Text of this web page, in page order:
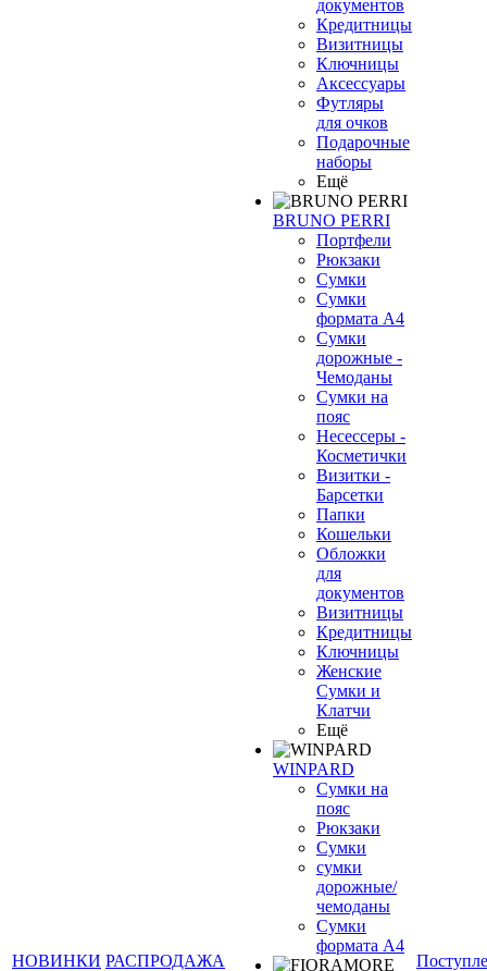
НОВИНКИ РАСПРОДАЖА
документов
Кредитницы
Визитницы
Ключницы
Аксессуары
Футляры
для очков
Подарочные
наборы
Ещё
BRUNO PERRI
Портфели
Рюкзаки
Сумки
Сумки
формата А4
Сумки
дорожные -
Чемоданы
Сумки на
пояс
Несессеры -
Косметички
Визитки -
Барсетки
Папки
Кошельки
Обложки
для
документов
Визитницы
Кредитницы
Ключницы
Женские
Сумки и
Клатчи
Ещё
WINPARD
Сумки на
пояс
Рюкзаки
Сумки
сумки
дорожные/
чемоданы
Сумки
формата А4